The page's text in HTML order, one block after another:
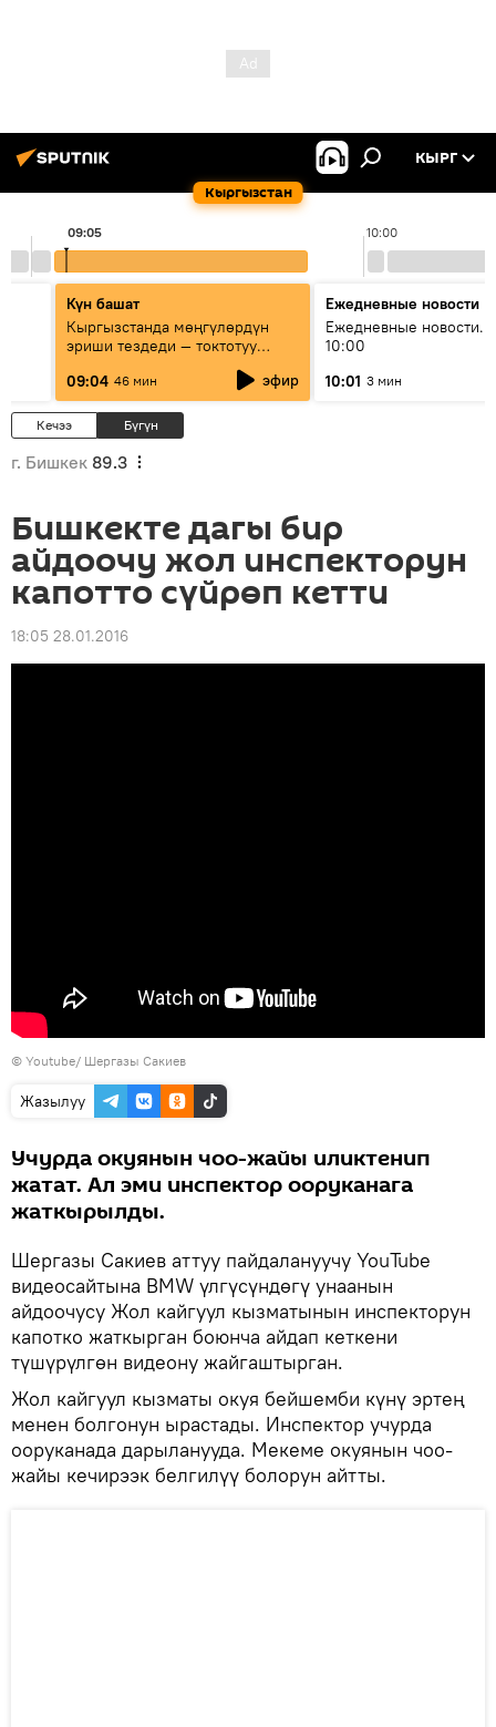
Кыргызстан
КЫРГ
10:00
09:05
Күн башат
Кыргызстанда мөңгүлөрдүн
эриши тездеди — токтотуу
09:04 46 мин эфир
Ежедневные новости
Ежедневные новости.
10:00
10:01 3 мин
Кечээ Бүгүн
г. Бишкек 89.3
Бишкекте дагы бир
айдоочу жол инспекторун
капотто сүйрөп кетти
18:05 28.01.2016
© Youtube/ Шергазы Сакиев
Жазылуу
Учурда окуянын чоо-жайы иликтенип
жатат. Ал эми инспектор ооруканага
жаткырылды.
Шергазы Сакиев аттуу пайдалануучу YouTube
видеосайтына BMW үлгүсүндөгү унаанын
айдоочусу Жол кайгуул кызматынын инспекторун
капотко жаткырган боюнча айдап кеткени
түшүрүлгөн видеону жайгаштырган.
Жол кайгуул кызматы окуя бейшемби күнү эртең
менен болгонун ырастады. Инспектор учурда
ооруканада дарыланууда. Мекеме окуянын чоо-
жайы кечирээк белгилүү болорун айтты.